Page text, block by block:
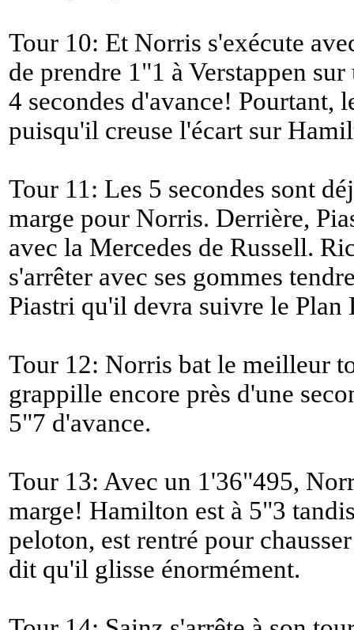
Tour 10: Et Norris s'exécute
de prendre 1"1 à Verstappen
4 secondes d'avance! Pourtant,
puisqu'il creuse l'écart sur
Tour 11: Les 5 secondes sont
marge pour Norris. Derrière,
avec la Mercedes de Russell.
s'arrêter avec ses gommes
Piastri qu'il devra suivre le Plan
Tour 12: Norris bat le meilleur
grappille encore près d'une
5"7 d'avance.
Tour 13: Avec un 1'36"495,
marge! Hamilton est à 5"3
peloton, est rentré pour
dit qu'il glisse énormément.